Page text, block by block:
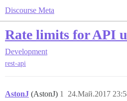
Discourse Meta
Rate limits for API
Development
rest-api
AstonJ (AstonJ) 24.Май.2017
1